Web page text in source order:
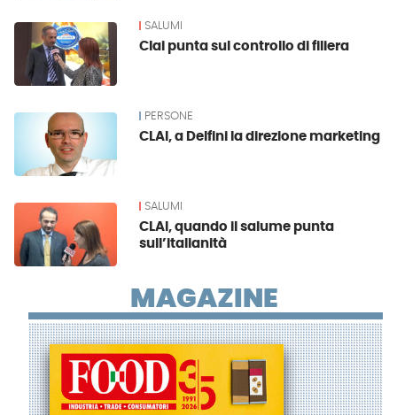
SALUMI
Clai punta sul controllo di filiera
PERSONE
CLAI, a Delfini la direzione marketing
SALUMI
CLAI, quando il salume punta
sull’italianità
MAGAZINE